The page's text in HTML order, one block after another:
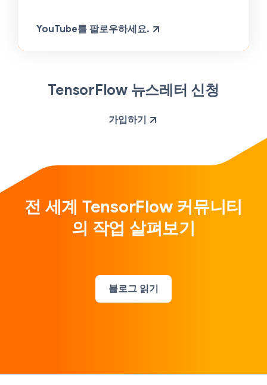
YouTube를 팔로우하세요.
TensorFlow 뉴스레터 신청
가입하기
전 세계 TensorFlow 커뮤니티
의 작업 살펴보기
블로그 읽기